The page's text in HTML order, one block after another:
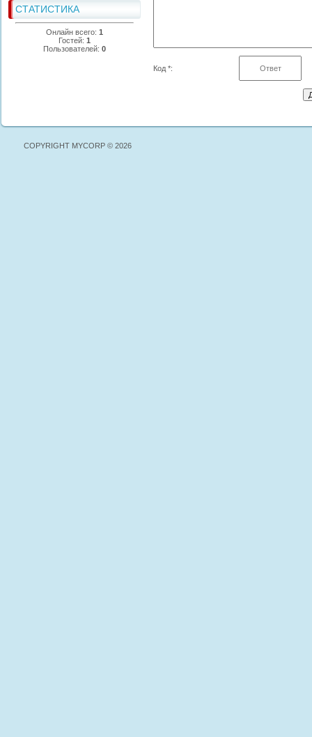
СТАТИСТИКА
Онлайн всего: 1
Гостей: 1
Пользователей: 0
Код *:
COPYRIGHT MYCORP © 2026